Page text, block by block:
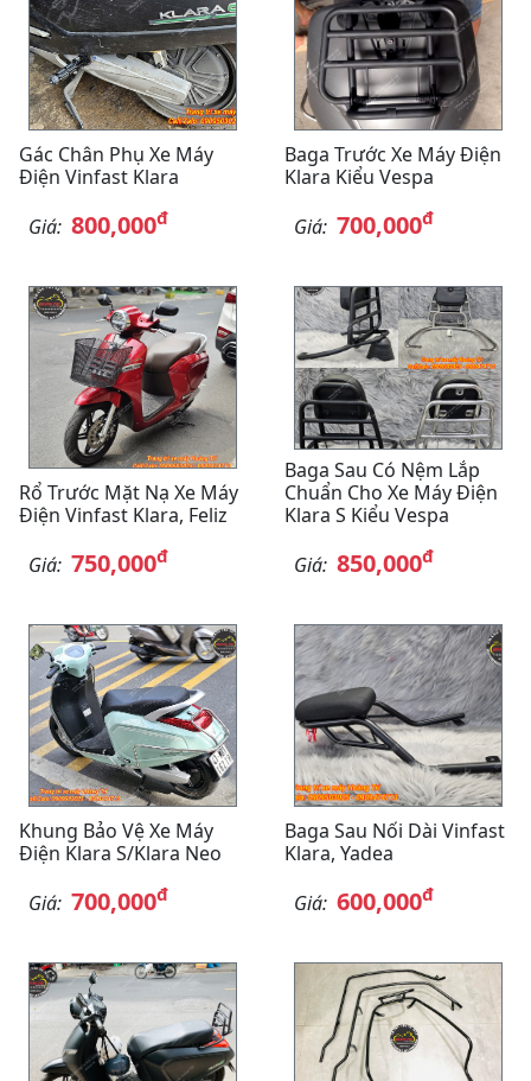
Gác Chân Phụ Xe Máy
Điện Vinfast Klara
Giá: 800,000đ
Baga Trước Xe Máy Điện
Klara Kiểu Vespa
Giá: 700,000đ
Rổ Trước Mặt Nạ Xe Máy
Điện Vinfast Klara, Feliz
Giá: 750,000đ
Baga Sau Có Nệm Lắp
Chuẩn Cho Xe Máy Điện
Klara S Kiểu Vespa
Giá: 850,000đ
Khung Bảo Vệ Xe Máy
Điện Klara S/Klara Neo
Giá: 700,000đ
Baga Sau Nối Dài Vinfast
Klara, Yadea
Giá: 600,000đ